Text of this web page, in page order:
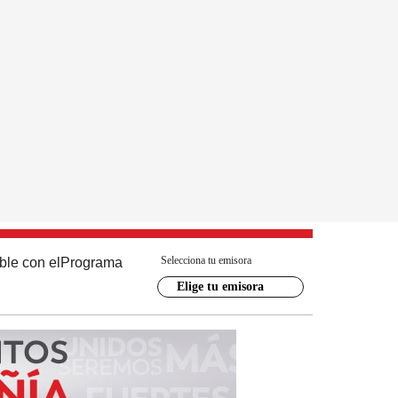
con el Programa Selecciona tu emisora
Elige tu emisora